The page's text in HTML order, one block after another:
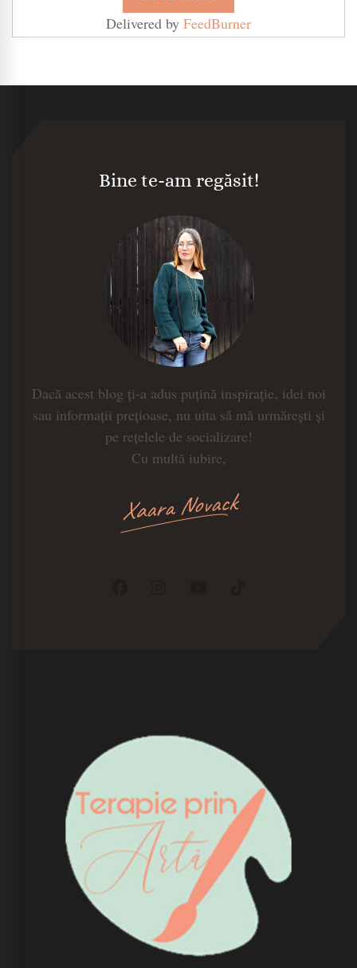
Delivered by FeedBurner
Bine te-am regăsit!
Dacă acest blog ți-a adus puțină inspirație, idei noi
sau informații prețioase, nu uita să mă urmărești și
pe rețelele de socializare!
Cu multă iubire,
Xaara Novack